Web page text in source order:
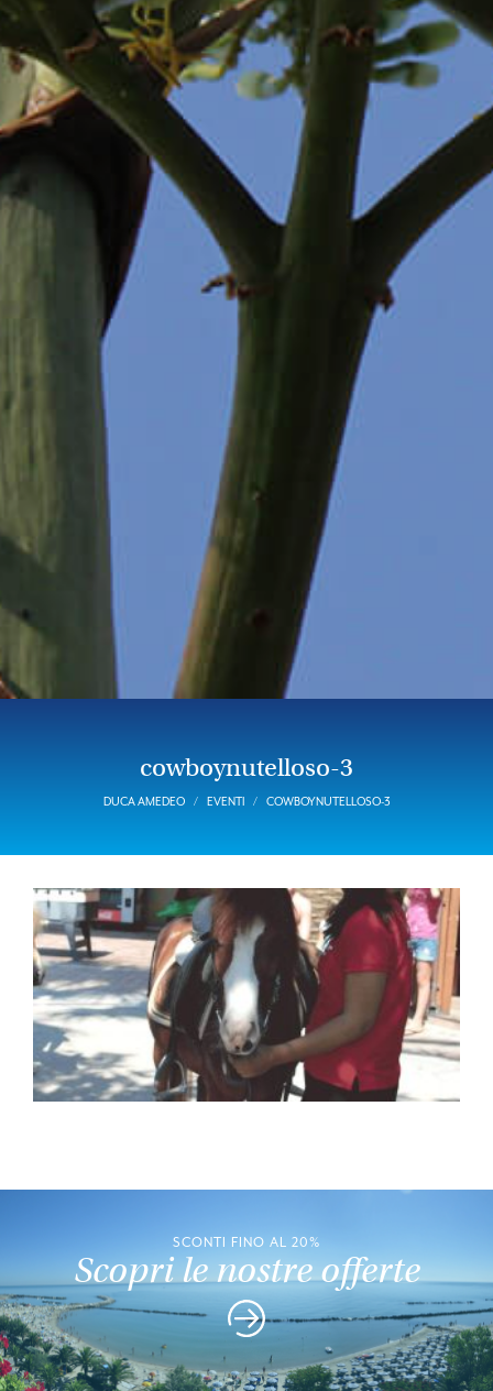
cowboynutelloso-3
DUCA AMEDEO EVENTI COWBOYNUTELLOSO-3
SCONTI FINO AL 20%
Scopri le nostre offerte